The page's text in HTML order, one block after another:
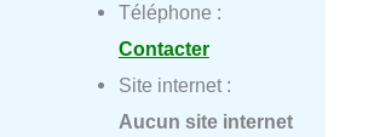
Téléphone :
Contacter
Site internet :
Aucun site internet